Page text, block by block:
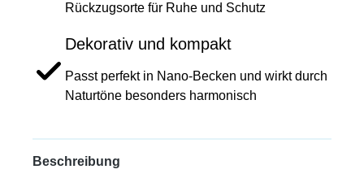
Rückzugsorte für Ruhe und Schutz
Dekorativ und kompakt
Passt perfekt in Nano-Becken und wirkt durch
Naturtöne besonders harmonisch
Beschreibung